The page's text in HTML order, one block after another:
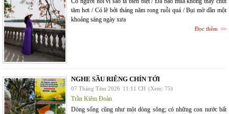
tăm hơi / Có lẽ bởi tháng năm rong ruỗi quá / Bụi mờ dần một
khoảng sáng ngày xưa
Đọc thêm
NGHE SẦU RIÊNG CHÍN TỚI
07 Tháng Tám 2026 11:11 CH (Xem: 75)
Trần Kiêm Đoàn
Dòng sống cũng như một dòng sông; có những con nước bất